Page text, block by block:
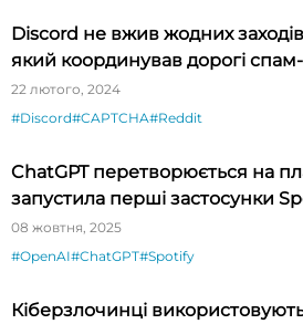
Discord не вжив жодних
який координував дорогі
22 лютого, 2024
#Discord#CAPTCHA#Reddit
ChatGPT перетворюється на
запустила перші застосунки
08 жовтня, 2025
#OpenAI#ChatGPT#Spotify
Кіберзлочинці